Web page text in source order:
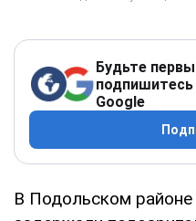
Будьте
подпишитесь
Google
В Подольском районе